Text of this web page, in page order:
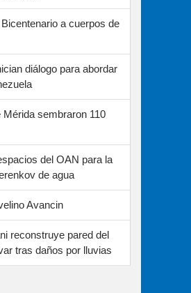
a cuerpos de
diálogo para abordar
sembraron 110
del OAN para la
de agua
Avancin
reconstruye pared del
tras daños por lluvias